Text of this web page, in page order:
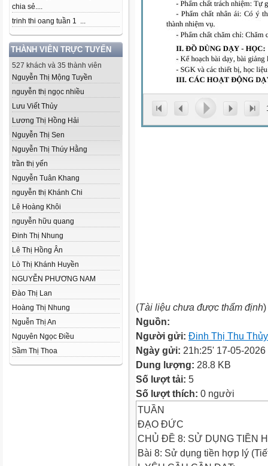
chia sẻ....
trinh thi oang tuần 1 ...
THÀNH VIÊN TRỰC TUYẾN
527 khách và 35 thành viên
Nguyễn Thị Mộng Tuyền
nguyễn thị ngọc nhiều
Lưu Viết Thủy
Lương Thị Hồng Hải
Nguyễn Thị Sen
Nguyễn Thị Thúy Hằng
trần thị yến
Nguyễn Tuân Khang
nguyễn thị Khánh Chi
Lê Hoàng Khôi
nguyễn hữu quang
Đinh Thị Nhung
Lê Thị Hồng Ân
Lò Thị Khánh Huyền
NGUYỄN PHƯƠNG NAM
Đào Thị Lan
Hoàng Thị Nhung
Nguễn Thị An
Nguyên Ngọc Điều
Sầm Thị Thoa
(Tài liệu chưa được thẩm định)
Nguồn:
Người gửi: Đinh Thị Thu Thủy
Ngày gửi: 21h:25' 17-05-2026
Dung lượng: 28.8 KB
Số lượt tải: 5
Số lượt thích: 0 người
TUẦN
ĐẠO ĐỨC
CHỦ ĐỀ 8: SỬ DỤNG TIỀN
Bài 8: Sử dụng tiền hợp lý